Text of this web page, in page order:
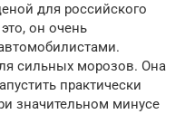
для российского
он очень
сильных морозов. Она
практически
значительном минусе